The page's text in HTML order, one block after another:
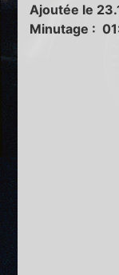
Ajoutée le
Minutage :